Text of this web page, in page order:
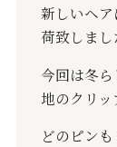
新しいヘ
荷致しまし
今回は冬
地のクリ
どのピン